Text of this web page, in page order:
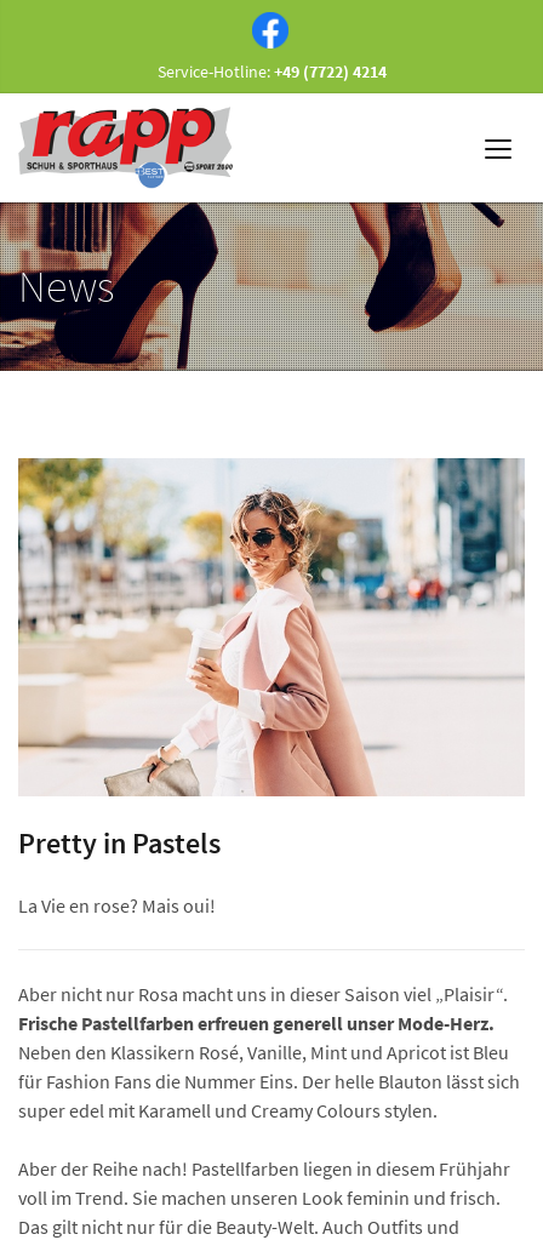
Service-Hotline:+49 (7722) 4214
News
Pretty in Pastels
La Vie en rose? Mais oui!
Aber nicht nur Rosa macht uns in dieser Saison viel „Plaisir“.
Frische Pastellfarben erfreuen generell unser Mode-Herz.
Neben den Klassikern Rosé, Vanille, Mint und Apricot ist Bleu
für Fashion Fans die Nummer Eins. Der helle Blauton lässt sich
super edel mit Karamell und Creamy Colours stylen.
Aber der Reihe nach! Pastellfarben liegen in diesem Frühjahr
voll im Trend. Sie machen unseren Look feminin und frisch.
Das gilt nicht nur für die Beauty-Welt. Auch Outfits und